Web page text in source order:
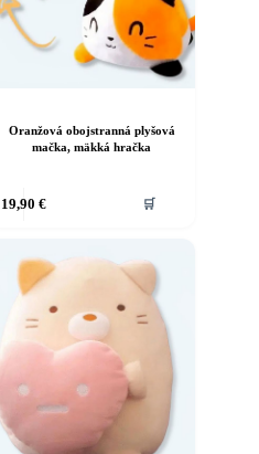
Oranžová obojstranná plyšová
mačka, mäkká hračka
19,90 € 🛒